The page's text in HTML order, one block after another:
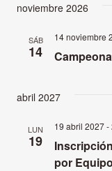
noviembre 2026
SÁB
14
14 noviembre
abril 2027
LUN
19
por
19 abril 2027-